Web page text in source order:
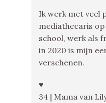
Ik werk met veel
mediathecaris
school, werk als
in 2020 is mijn
verschenen.
♥
34 | Mama van